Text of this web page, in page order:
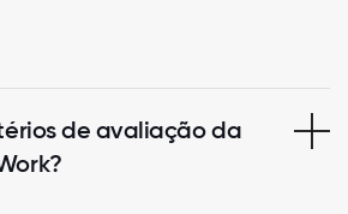
de avaliação da